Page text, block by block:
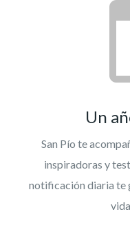
Un
San Pío te
inspiradoras y
notificación diaria te